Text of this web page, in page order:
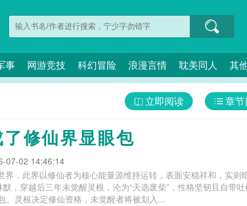
事 网游竞技 科幻冒险 浪漫言情 耽美同人 其
章
立即阅读
修仙界显眼包
07-02 14:46:14
界，此界以修仙者为核心能量源维持运转，表面安稳祥和，实则
，穿越后三年未觉醒灵根，沦为“天选废柴”，性格坚韧且自带
。灵根决定修仙资格，未觉醒者将被划入...